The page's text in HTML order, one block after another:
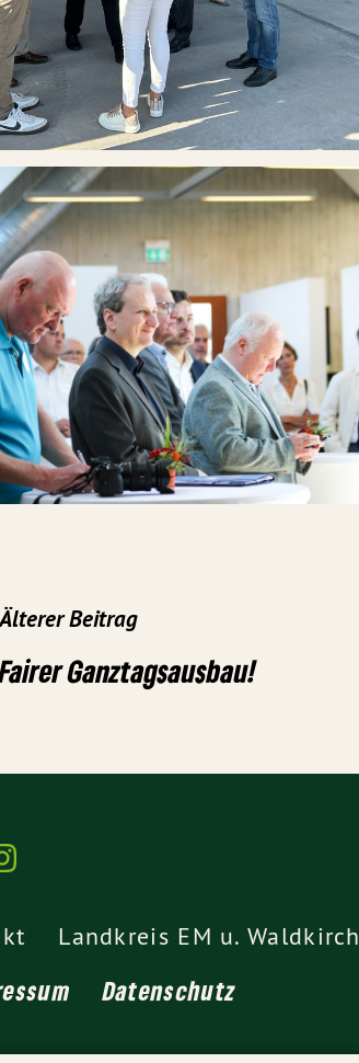
Älterer Beitrag
Fairer Ganztagsausbau!
Landkreis EM u. Waldkirch
Datenschutz